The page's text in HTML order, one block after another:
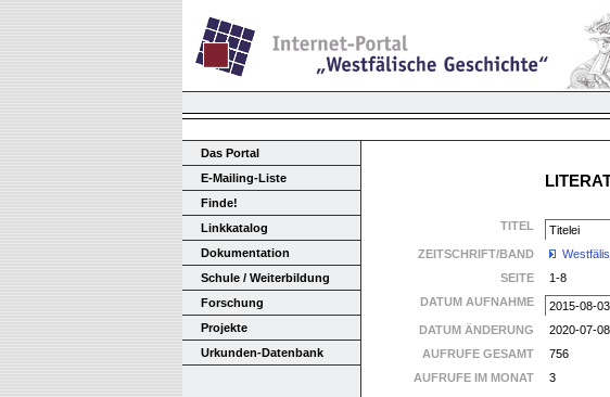
Das Portal
E-Mailing-Liste
Finde!
Linkkatalog
Dokumentation
Schule / Weiterbildung
Forschung
Projekte
Urkunden-Datenbank
TITEL
Titelei
ZEITSCHRIFT/BAND
SEITE
1-8
DATUM AUFNAHME
2015-08-03
DATUM ÄNDERUNG
2020-07-08
AUFRUFE GESAMT
756
AUFRUFE IM MONAT
3